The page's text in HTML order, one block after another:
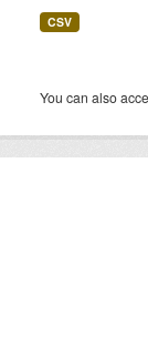
CSV
You can also